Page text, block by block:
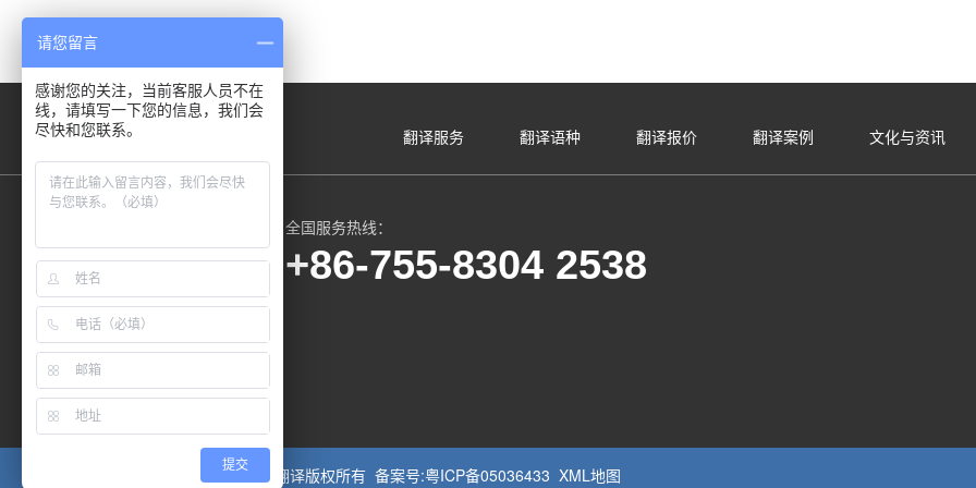
阁23A
翻译服务 翻译语种 翻译报价 翻译案例 文化与资讯
全国服务热线：
+86-755-8304 2538
Copyright © 2002-2024 博文翻译版权所有 备案号:粤ICP备05036433 XML地图
请您留言
感谢您的关注，当前客服人员不在
线，请填写一下您的信息，我们会
尽快和您联系。
提交